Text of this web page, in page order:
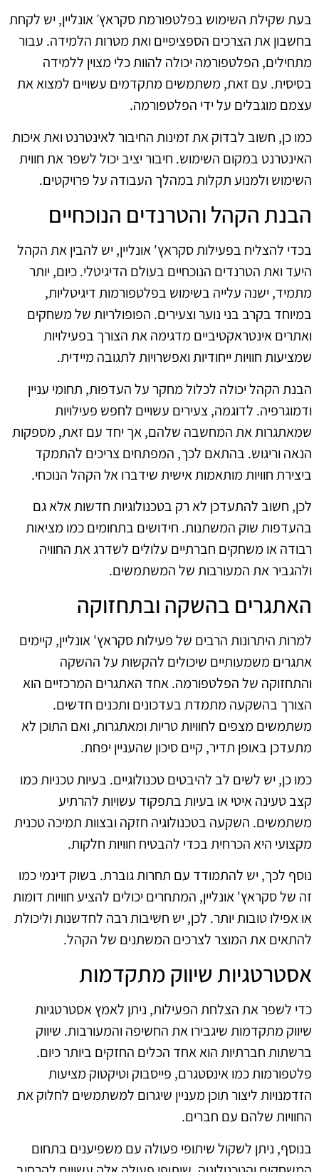
בעת שקילת השימוש בפלטפורמת סקראץ׳ אונליין, יש לקחת
בחשבון את הצרכים הספציפיים ואת מטרות הלמידה. עבור
מתחילים, הפלטפורמה יכולה להוות כלי מצוין ללמידה
בסיסית. עם זאת, משתמשים מתקדמים עשויים למצוא את
עצמם מוגבלים על ידי הפלטפורמה.
כמו כן, חשוב לבדוק את זמינות החיבור לאינטרנט ואת איכות
האינטרנט במקום השימוש. חיבור יציב יכול לשפר את חווית
השימוש ולמנוע תקלות במהלך העבודה על פרויקטים.
הבנת הקהל והטרנדים הנוכחיים
בכדי להצליח בפעילות סקראץ' אונליין, יש להבין את הקהל
היעד ואת הטרנדים הנוכחיים בעולם הדיגיטלי. כיום, יותר
מתמיד, ישנה עלייה בשימוש בפלטפורמות דיגיטליות,
במיוחד בקרב בני נוער וצעירים. הפופולריות של משחקים
ואתרים אינטראקטיביים מדגימה את הצורך בפעילויות
שמציעות חוויות ייחודיות ואפשרויות לתגובה מיידית.
הבנת הקהל יכולה לכלול מחקר על העדפות, תחומי עניין
ודמוגרפיה. לדוגמה, צעירים עשויים לחפש פעילויות
שמאתגרות את המחשבה שלהם, אך יחד עם זאת, מספקות
הנאה וריגוש. בהתאם לכך, המפתחים צריכים להתמקד
ביצירת חוויות מותאמות אישית שידברו אל הקהל הנוכחי.
לכן, חשוב להתעדכן לא רק בטכנולוגיות חדשות אלא גם
בהעדפות שוק המשתנות. חידושים בתחומים כמו מציאות
רבודה או משחקים חברתיים עלולים לשדרג את החוויה
ולהגביר את המעורבות של המשתמשים.
האתגרים בהשקה ובתחזוקה
למרות היתרונות הרבים של פעילות סקראץ' אונליין, קיימים
אתגרים משמעותיים שיכולים להקשות על ההשקה
והתחזוקה של הפלטפורמה. אחד האתגרים המרכזיים הוא
הצורך בהשקעה מתמדת בעדכונים ותכנים חדשים.
משתמשים מצפים לחוויות טריות ומאתגרות, ואם התוכן לא
מתעדכן באופן תדיר, קיים סיכון שהעניין יפחת.
כמו כן, יש לשים לב להיבטים טכנולוגיים. בעיות טכניות כמו
קצב טעינה איטי או בעיות בתפקוד עשויות להרתיע
משתמשים. השקעה בטכנולוגיה חזקה ובצוות תמיכה טכנית
מקצועי היא הכרחית בכדי להבטיח חוויות חלקות.
נוסף לכך, יש להתמודד עם תחרות גוברת. בשוק דינמי כמו
זה של סקראץ' אונליין, המתחרים יכולים להציע חוויות דומות
או אפילו טובות יותר. לכן, יש חשיבות רבה לחדשנות וליכולת
להתאים את המוצר לצרכים המשתנים של הקהל.
אסטרטגיות שיווק מתקדמות
כדי לשפר את הצלחת הפעילות, ניתן לאמץ אסטרטגיות
שיווק מתקדמות שיגבירו את החשיפה והמעורבות. שיווק
ברשתות חברתיות הוא אחד הכלים החזקים ביותר כיום.
פלטפורמות כמו אינסטגרם, פייסבוק וטיקטוק מציעות
הזדמנויות ליצור תוכן מעניין שיגרום למשתמשים לחלוק את
החוויות שלהם עם חברים.
בנוסף, ניתן לשקול שיתופי פעולה עם משפיענים בתחום